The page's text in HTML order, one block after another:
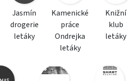
Jasmín
drogerie
letáky
Kamenické
práce
Ondrejka
letáky
Knižní
klub
letáky